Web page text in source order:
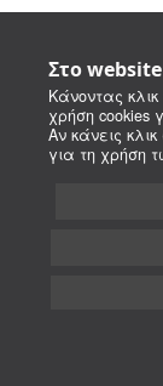
Στο
Κάνοντας
χρήση cookies
Αν κάνεις
για τη χρήση